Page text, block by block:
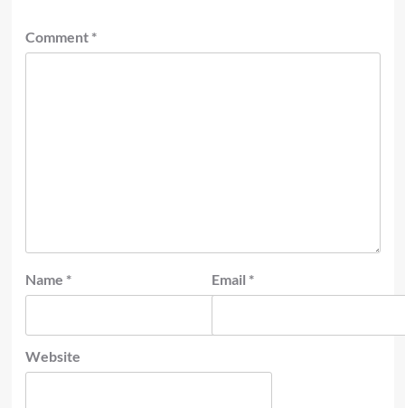
Comment *
Name * Email *
Website